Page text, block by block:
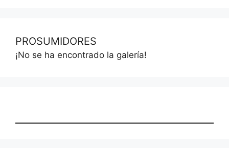
PROSUMIDORES
¡No se ha encontrado la galería!